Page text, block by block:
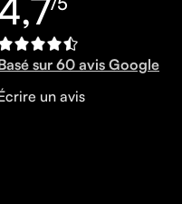
sur 60 avis Google
un avis